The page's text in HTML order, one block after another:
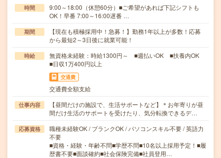
時間
9:00～18:00（休憩60分）■ご希望があれば下記シフトも
OK！早番 7:00～16:00遅番 …
期間
【現在も積極採用中！急募！】勤務1年以上が多数！応募
から最短2～3日後に就業可能！
時給
無資格未経験：時給1300円～ ■週払いOK ■扶養内OK
■日収1万400円以上
交通費
交通費全額支給
仕事内容
【昼間だけの施設で、生活サポートなど】＊お年寄りが昼
間だけ生活のサポートを受けたり、気分転換できるデ…
応募資格
職種未経験OK / ブランクOK / パソコンスキル不要 / 英語力
不要
■資格・経験・年齢不問■学歴不問■10名以上採用予定！■履
歴書不要■面談確約■社会保険完備■社員登用…